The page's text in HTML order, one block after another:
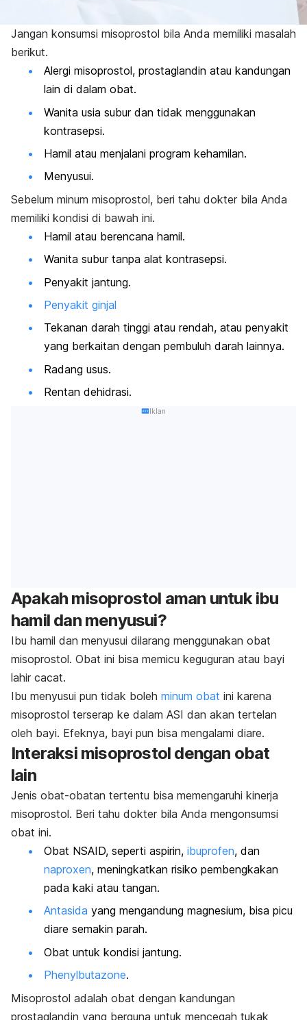
Jangan konsumsi misoprostol bila Anda memiliki masalah
berikut.
Alergi misoprostol, prostaglandin atau kandungan
lain di dalam obat.
Wanita usia subur dan tidak menggunakan
kontrasepsi.
Hamil atau menjalani program kehamilan.
Menyusui.
Sebelum minum misoprostol, beri tahu dokter bila Anda
memiliki kondisi di bawah ini.
Hamil atau berencana hamil.
Wanita subur tanpa alat kontrasepsi.
Penyakit jantung.
Penyakit ginjal
Tekanan darah tinggi atau rendah, atau penyakit
yang berkaitan dengan pembuluh darah lainnya.
Radang usus.
Rentan dehidrasi.
Iklan
Apakah misoprostol aman untuk ibu
hamil dan menyusui?
Ibu hamil dan menyusui dilarang menggunakan obat
misoprostol. Obat ini bisa memicu keguguran atau bayi
lahir cacat.
Ibu menyusui pun tidak boleh minum obat ini karena
misoprostol terserap ke dalam ASI dan akan tertelan
oleh bayi. Efeknya, bayi pun bisa mengalami diare.
Interaksi misoprostol dengan obat
lain
Jenis obat-obatan tertentu bisa memengaruhi kinerja
misoprostol. Beri tahu dokter bila Anda mengonsumsi
obat ini.
Obat NSAID, seperti aspirin, ibuprofen, dan
naproxen, meningkatkan risiko pembengkakan
pada kaki atau tangan.
Antasida yang mengandung magnesium, bisa picu
diare semakin parah.
Obat untuk kondisi jantung.
Phenylbutazone.
Misoprostol adalah obat dengan kandungan
prostaglandin yang berguna untuk mencegah tukak